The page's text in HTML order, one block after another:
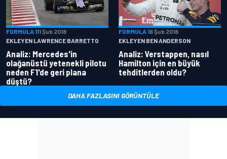
FORMULA 111 Şub 2018
EKLEYEN LAWRENCE BARRETTO
Analiz: Mercedes'in
olağanüstü yetenekli pilotu
neden F1'de geri plana
düştü?
FORMULA 16 Şub 2018
EKLEYEN BEN ANDERSON
Analiz: Verstappen, nasıl
Hamilton için en büyük
tehditlerden oldu?
DAHA FAZLASINI GÖRÜNTÜLE